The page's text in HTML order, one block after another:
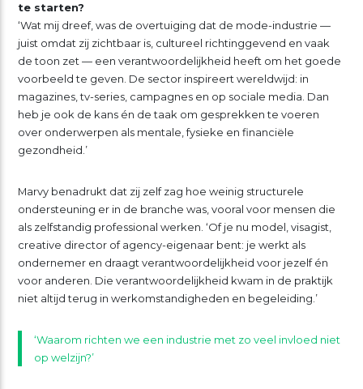
te starten?
‘Wat mij dreef, was de overtuiging dat de mode-industrie —
juist omdat zij zichtbaar is, cultureel richtinggevend en vaak
de toon zet — een verantwoordelijkheid heeft om het goede
voorbeeld te geven. De sector inspireert wereldwijd: in
magazines, tv-series, campagnes en op sociale media. Dan
heb je ook de kans én de taak om gesprekken te voeren
over onderwerpen als mentale, fysieke en financiële
gezondheid.’
Marvy benadrukt dat zij zelf zag hoe weinig structurele
ondersteuning er in de branche was, vooral voor mensen die
als zelfstandig professional werken. ‘Of je nu model, visagist,
creative director of agency-eigenaar bent: je werkt als
ondernemer en draagt verantwoordelijkheid voor jezelf én
voor anderen. Die verantwoordelijkheid kwam in de praktijk
niet altijd terug in werkomstandigheden en begeleiding.’
‘Waarom richten we een industrie met zo veel invloed niet
op welzijn?’